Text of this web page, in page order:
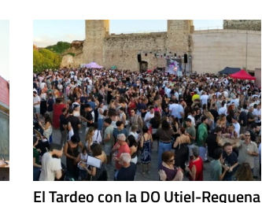
El Tardeo con la DO Utiel-Requena